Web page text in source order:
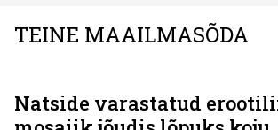
TEINE MAAILMASÕDA
Natside varastatud